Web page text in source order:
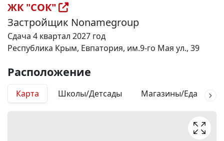
ЖК "СОК"
Застройщик Nonamegroup
Сдача 4 квартал 2027 год
Республика Крым, Евпатория, им.9-го Мая ул., 39
Расположение
Карта Школы/Детсады Магазины/Еда